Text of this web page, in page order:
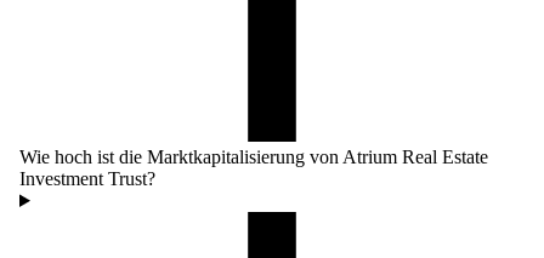
Wie hoch ist die Marktkapitalisierung von Atrium Real Estate
Investment Trust?